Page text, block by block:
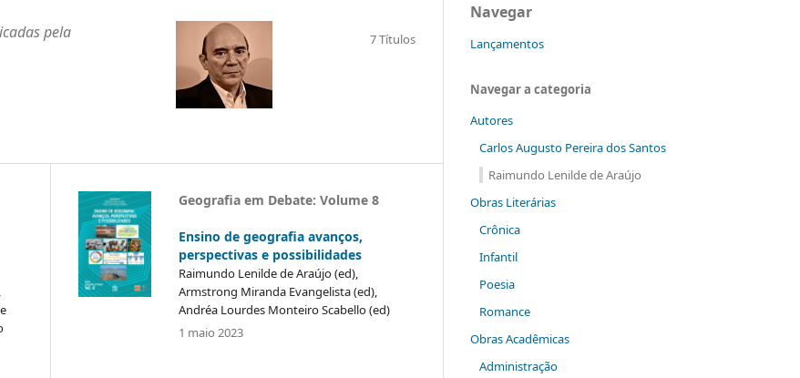
7 Títulos
pela
Geografia em Debate: Volume 8
Ensino de geografia avanços,
perspectivas e possibilidades
Raimundo Lenilde de Araújo (ed),
Armstrong Miranda Evangelista (ed),
Andréa Lourdes Monteiro Scabello (ed)
1 maio 2023
Navegar
Lançamentos
Navegar a categoria
Autores
Carlos Augusto Pereira dos Santos
Raimundo Lenilde de Araújo
Obras Literárias
Crônica
Infantil
Poesia
Romance
Obras Acadêmicas
Administração